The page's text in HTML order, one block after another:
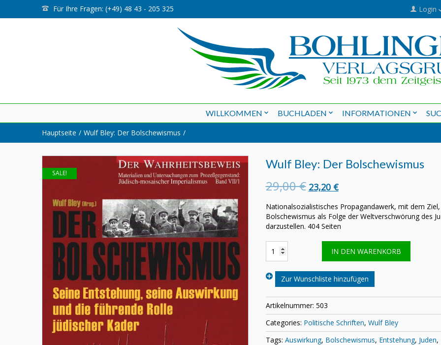
Für Ihre Fragen: (+49) 48 43 - 205 325 Login
WILLKOMMEN BUCHLADEN INFORMATIONEN
Hauptseite Wulf Bley: Der Bolschewismus
SALE!
Wulf Bley: Der Bolschewismus
29,00 € 23,20 €
Nationalsozialistisches Propagandawerk, mit dem
Bolschewismus als Folge der Weltverschwörung des
darzustellen. 404 Seiten
Bley:
Bolschewismus
Menge
IN DEN WARENKORB
Zur Wunschliste hinzufügen
Artikelnummer: 503
Categories: Politische Schriften, Wulf Bley
Tags: Auswirkung, Bolschewismus, Entstehung, Juden,